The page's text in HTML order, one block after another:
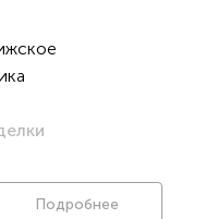
Подробнее